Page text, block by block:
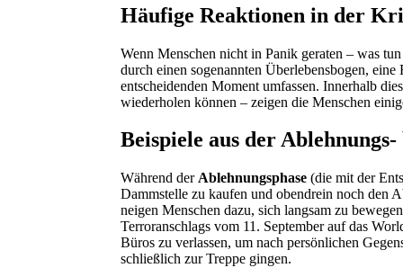
Häufige Reaktionen in der
Wenn Menschen nicht in Panik geraten – was
durch einen sogenannten Überlebensbogen,
entscheidenden Moment umfassen. Innerhalb
wiederholen können – zeigen die Menschen
Beispiele aus der
Während der Ablehnungsphase (die mit der
Dammstelle zu kaufen und obendrein noch den
neigen Menschen dazu, sich langsam zu
Terroranschlags vom 11. September auf das
Büros zu verlassen, um nach persönlichen
schließlich zur Treppe gingen.